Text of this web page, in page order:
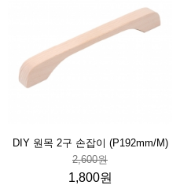
DIY 원목 2구 손잡이 (P192mm/M)
2,600원
1,800원